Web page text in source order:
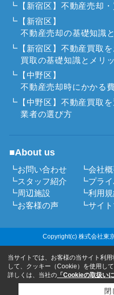
┗【新宿区】不動産売却・
┗【新宿区】
不動産売却の基礎知識
┗【新宿区】不動産買取を
買取の基礎知識とメリ
┗【中野区】
不動産売却時にかかる
┗【中野区】不動産買取
業者の選び方
■About us
┗お問い合わせ
┗会社
┗スタッフ紹介
┗プラ
┗周辺施設
┗利用規
┗お客様の声
┗サイ
Copyright(c) 株式会社東
当サイトでは、お客様の当サイト利
して、クッキー（Cookie）を使用して
詳しくは、当社の 「Cookieの取扱い
閉